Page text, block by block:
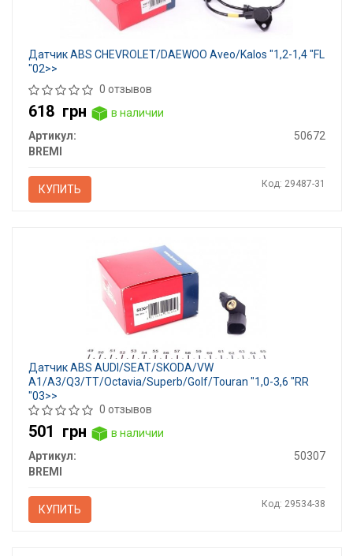
Датчик ABS CHEVROLET/DAEWOO Aveo/Kalos "1,2-1,4 "FL
"02>>
0 отзывов
618 грн
в наличии
Артикул:
50672
BREMI
КУПИТЬ Код: 29487-31
Датчик ABS AUDI/SEAT/SKODA/VW
A1/A3/Q3/TT/Octavia/Superb/Golf/Touran "1,0-3,6 "RR
"03>>
0 отзывов
501 грн
в наличии
Артикул:
50307
BREMI
КУПИТЬ Код: 29534-38